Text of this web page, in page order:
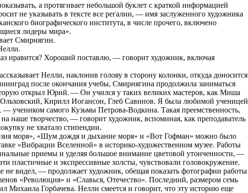
а протягивает небольшой буклет с краткой информацией
не указывать в тексте все регалии, — имя заслуженного художника
биографического института, в числе прочего, включено
лидеры мира».
Смирнягин.
нравится? Хороший поставлю, — говорит художник, включая
Нелли, наклонив голову в сторону колонки, откуда доносится
после окончания учебы, Смирнягина продолжила заниматься
открыл Юрий. — Он учился у таких великих мастеров, как Миша
Кирилл Иогансон, Глеб Савинов. Я была любимой ученицей
учеником самого Кузьмы Петрова-Водкина. Такая преемственность,
на наше творчество, — говорит художник, вспоминая, как преподаватель
не хватало стипендии.
моря», «Шум дождя и дыхание моря» и «Вот Гофман» можно было
«Вибрации Вселенной» в историко-художественном музее. Работы
приемы и уделяя большое внимание цветовой утонченности, —
пластичные и экспрессивные холсты, чувствовали головокружение.
видел, — продолжает художник, обещая показать фотографии работы
«Революция» и «Славься, Отечество». Последний, размером семь
Михаила Горбачева. Нелли смеется и говорит, что эту историю еще